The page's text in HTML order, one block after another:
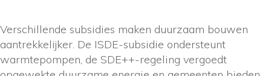
Verschillende subsidies maken duurzaam bouwen
aantrekkelijker. De ISDE-subsidie ondersteunt
warmtepompen, de SDE++-regeling vergoedt